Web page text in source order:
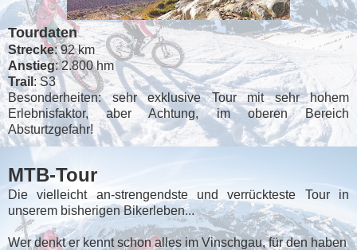
Tourdaten
Strecke: 92 km
Anstieg: 2.800 hm
Trail : S3
Besonderheiten: sehr exklusive Tour mit sehr hohem
Erlebnisfaktor, aber Achtung, im oberen Bereich
Absturtzgefahr!
MTB-Tour
Die vielleicht an-strengendste und verrückteste Tour in
unserem bisherigen Bikerleben...
Wer denkt er kennt schon alles im Vinschgau, für den haben